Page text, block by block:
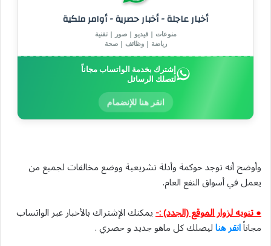
أخبار عاجلة - أخبار حصرية - أوامر ملكية
منوعات | فيديو | صور | تقنية
رياضة | وظائف | صحة
إشترك بخدمة الواتساب مجاناً
لتصلك الرسائل
انقر هنا للإنضمام
وأوضح أنه توجد حوكمة وأدلة تشريعية ووضع مخالفات لجميع من
يعمل في أسواق النفع العام.
● تنويه لزوار الموقع (الجدد) :-يمكنك الإشتراك بالأخبار عبر الواتساب
مجاناًانقر هناليصلك كل ماهو جديد و حصري .